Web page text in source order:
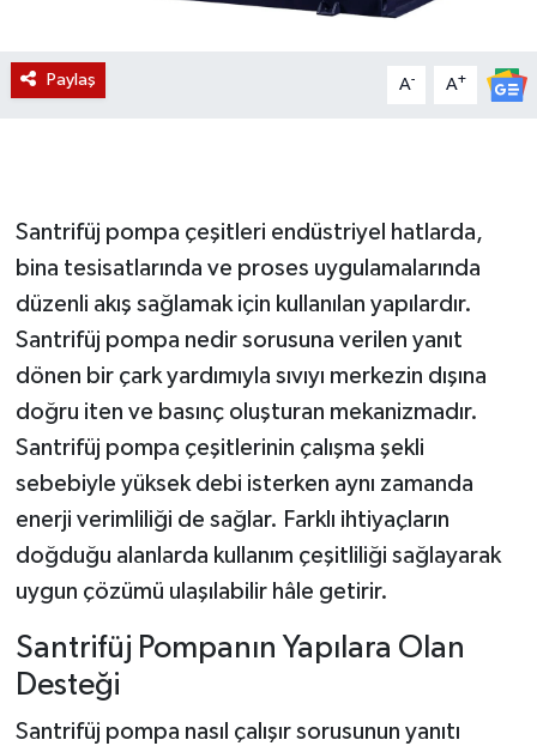
Paylaş A- A+
Santrifüj pompa çeşitleri endüstriyel hatlarda,
bina tesisatlarında ve proses uygulamalarında
düzenli akış sağlamak için kullanılan yapılardır.
Santrifüj pompa nedir sorusuna verilen yanıt
dönen bir çark yardımıyla sıvıyı merkezin dışına
doğru iten ve basınç oluşturan mekanizmadır.
Santrifüj pompa çeşitlerinin çalışma şekli
sebebiyle yüksek debi isterken aynı zamanda
enerji verimliliği de sağlar. Farklı ihtiyaçların
doğduğu alanlarda kullanım çeşitliliği sağlayarak
uygun çözümü ulaşılabilir hâle getirir.
Santrifüj Pompanın Yapılara Olan
Desteği
Santrifüj pompa nasıl çalışır sorusunun yanıtı